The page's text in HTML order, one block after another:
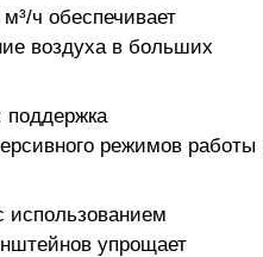
ч обеспечивает
воздуха в больших
поддержка
режимов работы
использованием
упрощает